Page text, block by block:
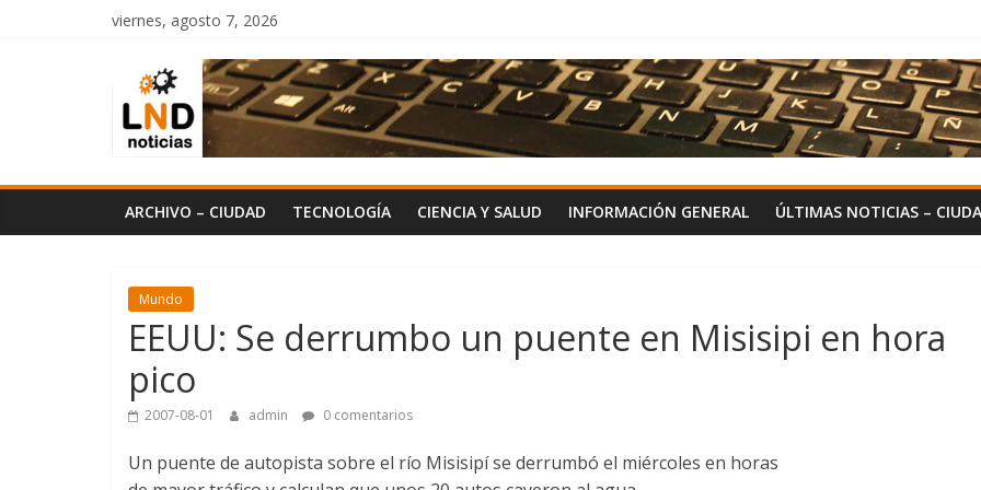
viernes, agosto 7, 2026
LND
Noticias
ARCHIVO – CIUDAD TECNOLOGÍA CIENCIA Y SALUD INFORMACIÓN GENERAL ÚLTIMAS NOTICIAS –
Mundo
EEUU: Se derrumbo un puente en Misisipi en hora
pico
2007-08-01 admin 0 comentarios
Un puente de autopista sobre el río Misisipí se derrumbó el miércoles en horas